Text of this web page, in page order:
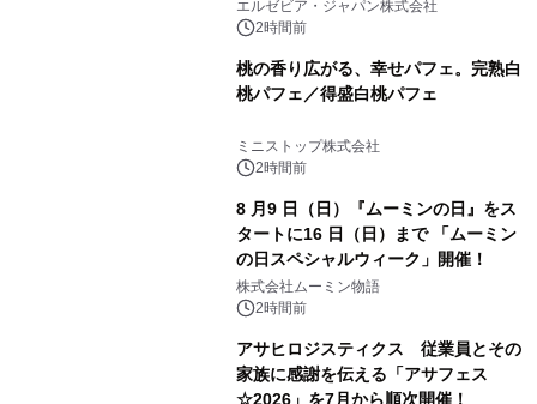
エルゼビア・ジャパン株式会社
2時間前
桃の香り広がる、幸せパフェ。完熟白
桃パフェ／得盛白桃パフェ
ミニストップ株式会社
2時間前
8 月9 日（日）『ムーミンの日』をス
タートに16 日（日）まで 「ムーミン
の日スペシャルウィーク」開催！
株式会社ムーミン物語
2時間前
アサヒロジスティクス 従業員とその
家族に感謝を伝える「アサフェス
☆2026」を7月から順次開催！